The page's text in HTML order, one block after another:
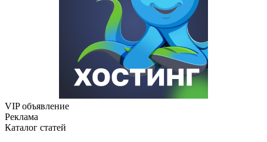
VIP объявление
Реклама
Каталог статей